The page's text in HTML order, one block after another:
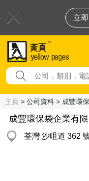
立
主頁 > 公司資料 > 成豐環
成豐環保袋企業有限
荃灣 沙咀道 362